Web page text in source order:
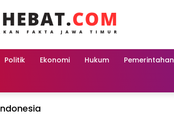
Politik Ekonomi Hukum Pemerintahan